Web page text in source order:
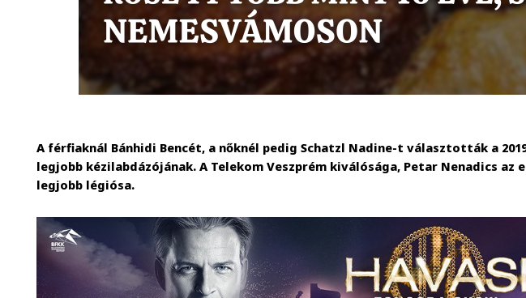
A férfiaknál Bánhidi Bencét, a nőknél pedig Schatzl Nadine-t választották a
legjobb kézilabdázójának. A Telekom Veszprém kiválósága, Petar Nenadics az
legjobb légiósa.